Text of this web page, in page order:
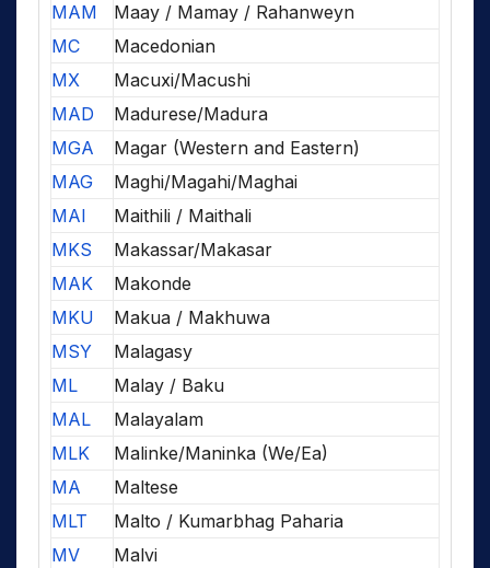
MAM
Maay / Mamay / Rahanweyn
MC
Macedonian
MX
Macuxi/Macushi
MAD
Madurese/Madura
MGA
Magar (Western and Eastern)
MAG
Maghi/Magahi/Maghai
MAI
Maithili / Maithali
MKS
Makassar/Makasar
MAK
Makonde
MKU
Makua / Makhuwa
MSY
Malagasy
ML
Malay / Baku
MAL
Malayalam
MLK
Malinke/Maninka (We/Ea)
MA
Maltese
MLT
Malto / Kumarbhag Paharia
MV
Malvi